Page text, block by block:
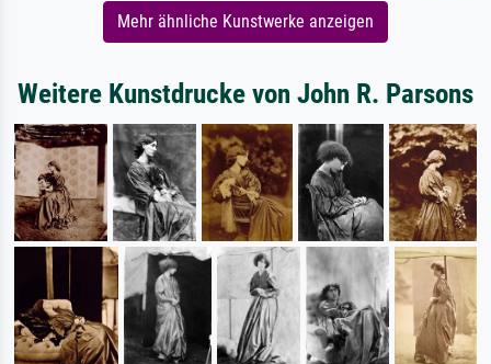
Mehr ähnliche Kunstwerke anzeigen
Weitere Kunstdrucke von John R. Parsons